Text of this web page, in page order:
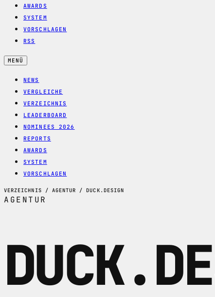
AWARDS
SYSTEM
VORSCHLAGEN
RSS
MENÜ
NEWS
VERGLEICHE
VERZEICHNIS
LEADERBOARD
NOMINEES 2026
REPORTS
AWARDS
SYSTEM
VORSCHLAGEN
VERZEICHNIS / AGENTUR / DUCK.DESIGN
AGENTUR